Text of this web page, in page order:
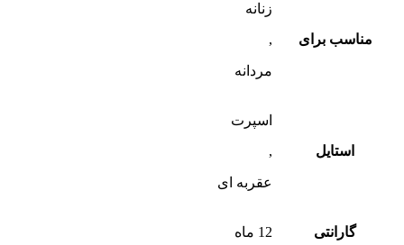
مناسب برای
زنانه
,
مردانه
استایل
اسپرت
,
عقربه ای
گارانتی 12 ماه